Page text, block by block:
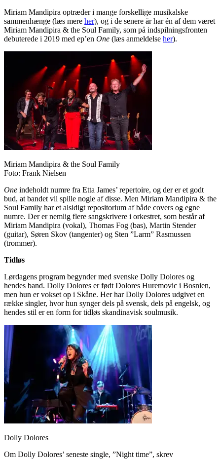
Miriam Mandipira optræder i mange forskellige musikalske
sammenhænge (læs mere her), og i de senere år har én af dem været
Miriam Mandipira & the Soul Family, som på indspilningsfronten
debuterede i 2019 med ep’en One (læs anmeldelse her).
Miriam Mandipira & the Soul Family
Foto: Frank Nielsen
One indeholdt numre fra Etta James’ repertoire, og der er et godt
bud, at bandet vil spille nogle af disse. Men Miriam Mandipira & the
Soul Family har et alsidigt repositorium af både covers og egne
numre. Der er nemlig flere sangskrivere i orkestret, som består af
Miriam Mandipira (vokal), Thomas Fog (bas), Martin Stender
(guitar), Søren Skov (tangenter) og Sten ”Larm” Rasmussen
(trommer).
Tidløs
Lørdagens program begynder med svenske Dolly Dolores og
hendes band. Dolly Dolores er født Dolores Huremovic i Bosnien,
men hun er vokset op i Skåne. Her har Dolly Dolores udgivet en
række singler, hvor hun synger dels på svensk, dels på engelsk, og
hendes stil er en form for tidløs skandinavisk soulmusik.
Dolly Dolores
Om Dolly Dolores’ seneste single, ”Night time”, skrev